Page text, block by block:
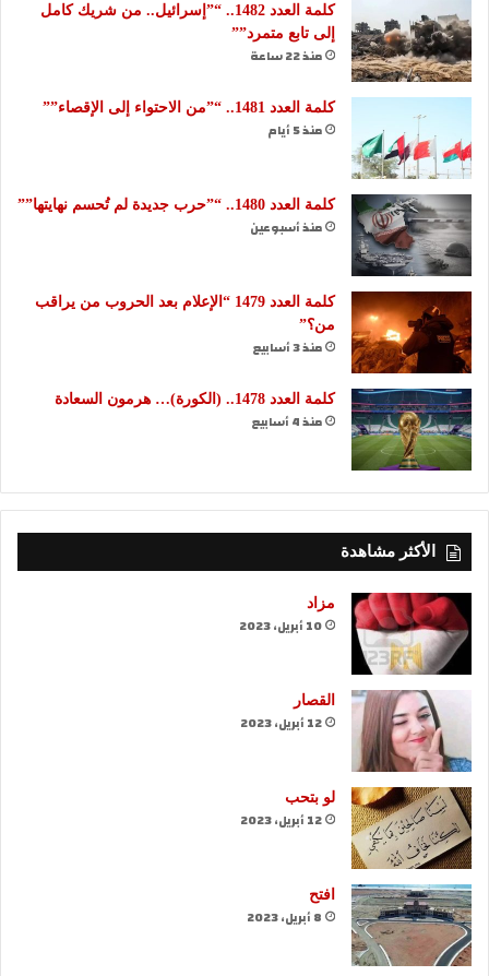
كلمة العدد 1482.. “”إسرائيل.. من شريك كامل
إلى تابع متمرد””
منذ 22 ساعة
كلمة العدد 1481.. “”من الاحتواء إلى الإقصاء””
منذ 5 أيام
كلمة العدد 1480.. “”حرب جديدة لم تُحسم نهايتها””
منذ أسبوعين
كلمة العدد 1479 “الإعلام بعد الحروب من يراقب
من؟”
منذ 3 أسابيع
كلمة العدد 1478.. (الكورة)… هرمون السعادة
منذ 4 أسابيع
الأكثر مشاهدة
مزاد
10 أبريل، 2023
القصار
12 أبريل، 2023
لو بتحب
12 أبريل، 2023
افتح
8 أبريل، 2023